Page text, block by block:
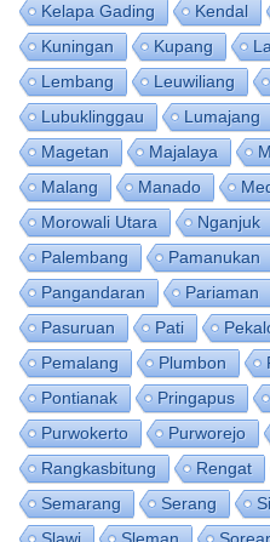
Kelapa Gading
Kendal
Kuningan
Kupang
Lembang
Leuwiliang
Lubuklinggau
Lumajang
Magetan
Majalaya
Malang
Manado
Morowali Utara
Nganjuk
Palembang
Pamanukan
Pangandaran
Pariaman
Pasuruan
Pati
Pemalang
Plumbon
Pontianak
Pringapus
Purwokerto
Purworejo
Rangkasbitung
Rengat
Semarang
Serang